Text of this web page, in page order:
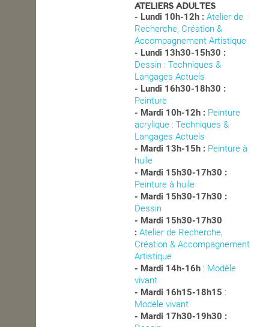
ATELIERS ADULTES
- Lundi 10h-12h : Atelier de
Recherche, Création &
Accompagnement Artistique
- Lundi 13h30-15h30 :
Dessin : Techniques &
Langages Actuels
- Lundi 16h30-18h30 :
Peinture
- Mardi 10h-12h : Peinture
acrylique : Techniques &
Langages Actuels
- Mardi 13h-15h : Peinture à
huile
- Mardi 15h30-17h30 :
Peinture à huile
- Mardi 15h30-17h30 :
Dessin
- Mardi 15h30-17h30
: Atelier de Recherche,
Création & Accompagnement
Artistique
- Mardi 14h-16h : Modèle
vivant
- Mardi 16h15-18h15 :
Modèle vivant
- Mardi 17h30-19h30 :